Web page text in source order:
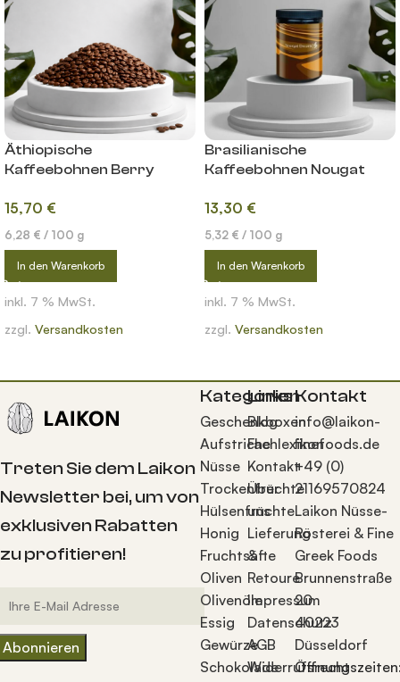
Äthiopische
Kaffeebohnen Berry
15,70 €
6,28 € / 100 g
In den Warenkorb
inkl. 7 % MwSt.
zzgl. Versandkosten
Brasilianische
Kaffeebohnen Nougat
13,30 €
5,32 € / 100 g
In den Warenkorb
inkl. 7 % MwSt.
zzgl. Versandkosten
Treten Sie dem Laikon
Newsletter bei, um von
exklusiven Rabatten
zu profitieren!
Kategorien
Geschenkboxen
Aufstriche
Nüsse
Trockenfrüchte
Hülsenfrüchte
Honig
Fruchtsäfte
Oliven
Olivenöle
Essig
Gewürze
Schokolade
Links
Blog
Fachlexikon
Kontakt
Über
uns
Lieferung
&
Retoure
Impressum
Datenschutz
AGB
Widerrufsrecht
Kontakt
info@laikon-
finefoods.de
+49 (0)
21169570824
Laikon Nüsse-
Rösterei & Fine
Greek Foods
Brunnenstraße
20
40223
Düsseldorf